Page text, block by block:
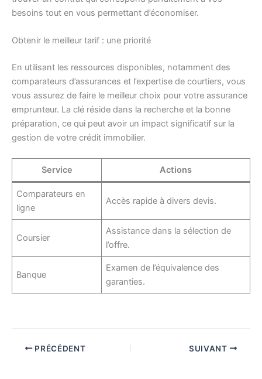
besoins tout en vous permettant d’économiser.
Obtenir le meilleur tarif : une priorité
En utilisant les ressources disponibles, notamment des
comparateurs d’assurances et l’expertise de courtiers, vous
vous assurez de faire le meilleur choix pour votre assurance
emprunteur. La clé réside dans la recherche et la bonne
préparation, ce qui peut avoir un impact significatif sur la
gestion de votre crédit immobilier.
Service Actions
Comparateurs en
ligne
Accès rapide à divers devis.
Coursier
Assistance dans la sélection de
l’offre.
Banque
Examen de l’équivalence des
garanties.
PRÉCÉDENT SUIVANT